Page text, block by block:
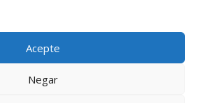
Acepte
Negar